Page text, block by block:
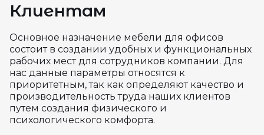
Клиентам
Основное назначение мебели для офисов
состоит в создании удобных и функциональных
рабочих мест для сотрудников компании. Для
нас данные параметры относятся к
приоритетным, так как определяют качество и
производительность труда наших клиентов
путем создания физического и
психологического комфорта.